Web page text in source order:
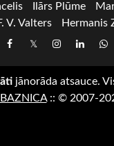
Ilārs Plūme
V. Valters
Hermanis
Facebook
TwitterInstagram
LinkedIn
jānorāda atsauce.
:: © 2007-